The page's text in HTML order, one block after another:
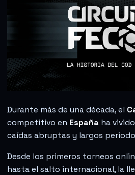
Durante más de una década, el
competitivo en España ha
caídas abruptas y largos
Desde los primeros torneos
hasta el salto internacional, la